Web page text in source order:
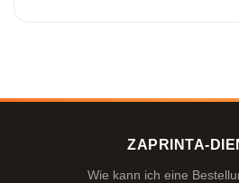
ZAPRINTA-
Wie kann ich eine